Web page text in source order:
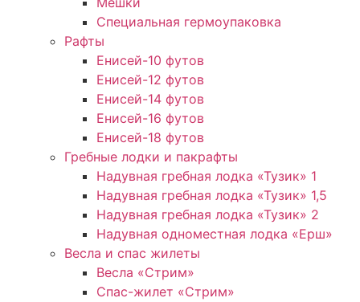
Специальная гермоупаковка
Рафты
Енисей-10 футов
Енисей-12 футов
Енисей-14 футов
Енисей-16 футов
Енисей-18 футов
Гребные лодки и пакрафты
Надувная гребная лодка «Тузик» 1
Надувная гребная лодка «Тузик» 1,5
Надувная гребная лодка «Тузик» 2
Надувная одноместная лодка «Ерш»
Весла и спас жилеты
Весла «Стрим»
Спас-жилет «Стрим»